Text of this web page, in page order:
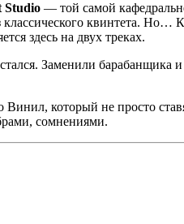
Studio — той самой
классического квинтета. Но…
здесь на двух треках.
Заменили барабанщика
который не просто
сомнениями.